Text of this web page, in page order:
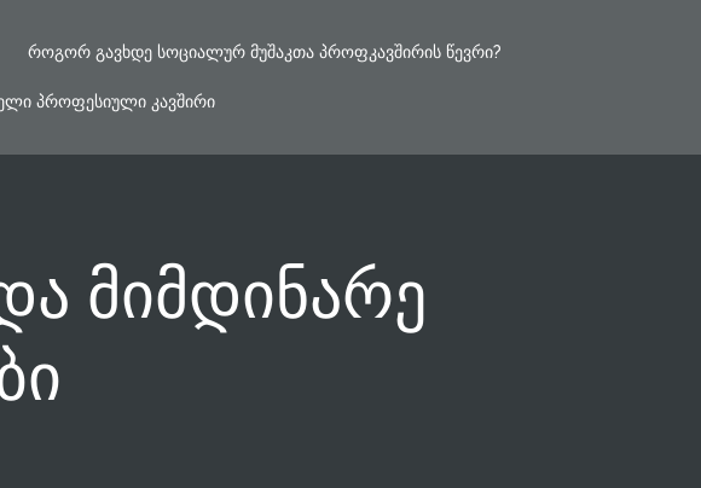
ᲠᲝᲒᲝᲠ ᲒᲐᲕᲮᲓᲔ ᲡᲝᲪᲘᲐᲚᲣᲠ ᲛᲣᲨᲐᲙᲗᲐ ᲞᲠᲝᲤᲙᲐᲕᲨᲘᲠᲘᲡ ᲬᲔᲕᲠᲘ?
ᲞᲠᲝᲤᲔᲡᲘᲣᲚᲘ ᲙᲐᲕᲨᲘᲠᲘ
მიმდინარე